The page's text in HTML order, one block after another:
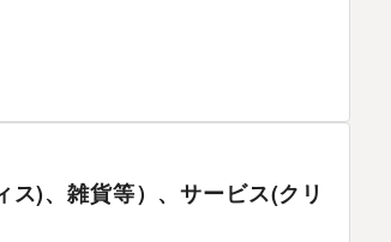
)、雑貨等）、サービス(クリ